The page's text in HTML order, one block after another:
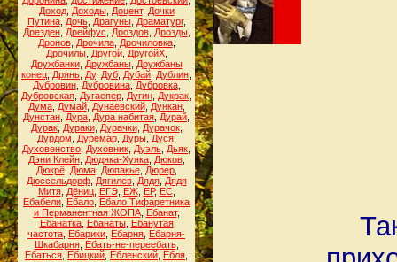
Доход, Доходы, Доцент, Дочки
Путина, Дочь, Драгуны, Драматург,
Дрезден, Дрейфус Дроздов, Дрозды,
Дронов, Дрочила, Дрочиловка,
Дрочилы, Другой, ДругойХ,
Дружбанки, Дружбаны, Дружбаны
конец Дрянь Ду, Дуб Дубай Дублин
Дубровин, Дубровина, Дубровка,
Дубровская Дугаспер Дугин Дукрак
Дума, Думай, Дунаевский, Дункан,
Дунстан Дура Дура набитая Дурай
Дурак, Дураки, Дурачки, Дурачок,
Дурдом
Дуремар, Дуры, Дуся,
Духовенство Духовник Дуэль Дьяк
Дэни Клейн, Дюдяка-Хуяка, Дюков,
Дюкрё, Дюма, Дюпакье, Дюрер,
Дюссельдорф, Дягилев, Дядя, Дядя
Митя, Дёниц, ЕГЭ, ЕЖ, ЕР, ЕС,
Ебабели Ебало Ебало Тифаретника
и Перманентная ЖОПА, Ебанат,
Ебанатка, Ебанаты, Ебанутая
частота Ебарики Ебарня Ебарня-
Шкабарня, Ебать-не-переебать,
Ебаться Ебицкий Ебленский Ебля